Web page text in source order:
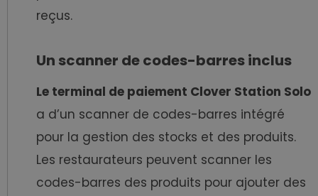
reçus.
Un scanner de codes-barres inclus
Le terminal de paiement Clover Station Solo
a d’un scanner de codes-barres intégré
pour la gestion des stocks et des produits.
Les restaurateurs peuvent scanner les
codes-barres des produits pour ajouter des